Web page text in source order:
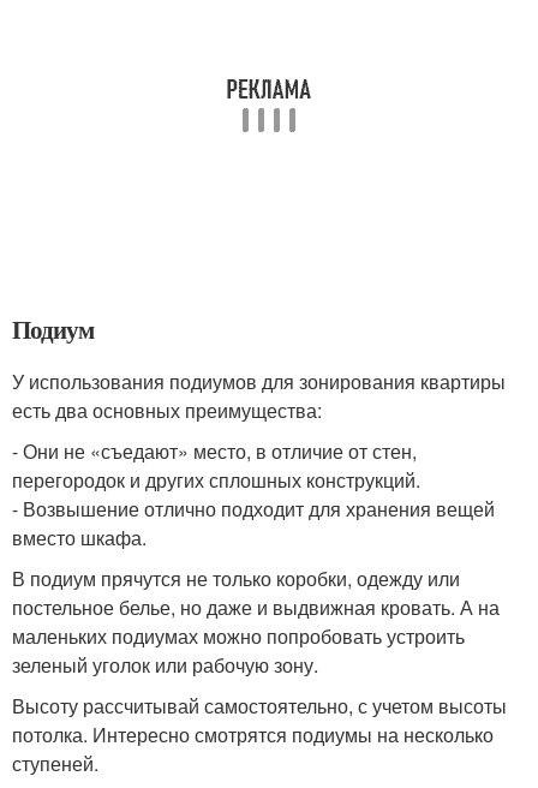
Подиум
У использования подиумов для зонирования квартиры
есть два основных преимущества:
- Они не «съедают» место, в отличие от стен,
перегородок и других сплошных конструкций.
- Возвышение отлично подходит для хранения вещей
вместо шкафа.
В подиум прячутся не только коробки, одежду или
постельное белье, но даже и выдвижная кровать. А на
маленьких подиумах можно попробовать устроить
зеленый уголок или рабочую зону.
Высоту рассчитывай самостоятельно, с учетом высоты
потолка. Интересно смотрятся подиумы на несколько
ступеней.